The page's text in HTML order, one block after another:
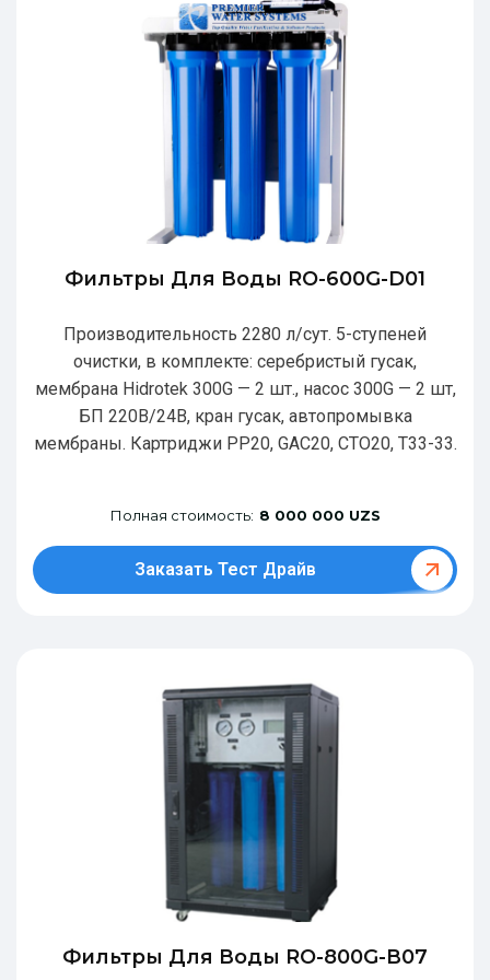
Фильтры Для Воды RO-600G-D01
Производительность 2280 л/сут. 5-ступеней
очистки, в комплекте: серебристый гусак,
мембрана Hidrotek 300G — 2 шт., насос 300G — 2 шт,
БП 220В/24В, кран гусак, автопромывка
мембраны. Картриджи РР20, GAC20, CTO20, T33-33.
Полная стоимость: 8 000 000 UZS
Заказать Тест Драйв
Фильтры Для Воды RO-800G-В07